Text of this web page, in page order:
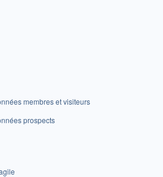
membres et visiteurs
prospects